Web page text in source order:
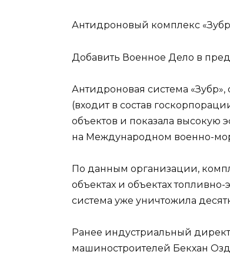
Антидроновый комплекс
Добавить Военное Дело в
Антидроновая система
(входит в состав
объектов и показала высокую
на Международном военно-
По данным организации,
объектах и объектах
система уже уничтожила
Ранее индустриальный
машиностроителей Бекхан